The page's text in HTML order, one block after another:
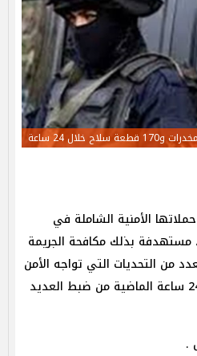
الأمنية الشاملة في
مستهدفة بذلك مكافحة الجريمة
من التحديات التي تواجه الأمن
العام، حيث تمكنت خلال الـ 24 ساعة الماضية من ضبط العديد
.